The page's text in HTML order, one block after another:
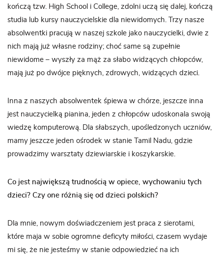
kończą tzw. High School i College, zdolni uczą się dalej, kończą
studia lub kursy nauczycielskie dla niewidomych. Trzy nasze
absolwentki pracują w naszej szkole jako nauczycielki, dwie z
nich mają już własne rodziny; choć same są zupełnie
niewidome – wyszły za mąż za słabo widzących chłopców,
mają już po dwójce pięknych, zdrowych, widzących dzieci.
Inna z naszych absolwentek śpiewa w chórze, jeszcze inna
jest nauczycielką pianina, jeden z chłopców udoskonala swoją
wiedzę komputerową. Dla słabszych, upośledzonych uczniów,
mamy jeszcze jeden ośrodek w stanie Tamil Nadu, gdzie
prowadzimy warsztaty dziewiarskie i koszykarskie.
Co jest największą trudnością w opiece, wychowaniu tych
dzieci? Czy one różnią się od dzieci polskich?
Dla mnie, nowym doświadczeniem jest praca z sierotami,
które maja w sobie ogromne deficyty miłości, czasem wydaje
mi się, że nie jesteśmy w stanie odpowiedzieć na ich